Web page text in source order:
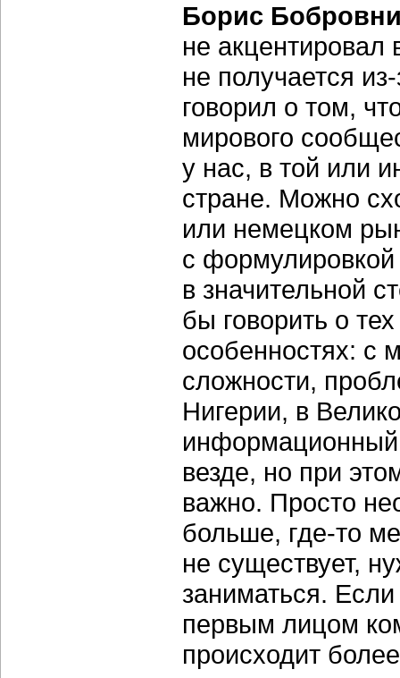
Борис
не акцентировал
не получается
говорил о том,
мирового
у нас, в той или
стране. Можно
или немецком
с
в значительной
бы говорить о
особенностях: с
сложности,
Нигерии, в
информационный
везде, но при
важно. Просто
больше, где-то
не существует,
заниматься.
первым лицом
происходит